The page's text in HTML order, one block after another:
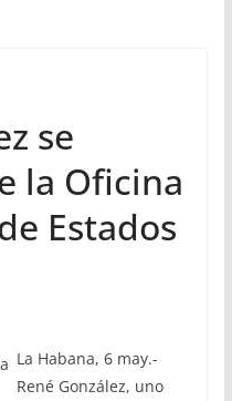
se
la Oficina
Estados
La Habana, 6 may.-
René González, uno